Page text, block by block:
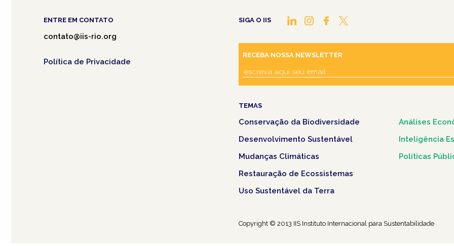
ENTRE EM CONTATO
contato@iis-rio.org
Política de Privacidade
SIGA O IIS
RECEBA NOSSA NEWSLETTER
TEMAS
Conservação da Biodiversidade
Desenvolvimento Sustentável
Mudanças Climáticas
Restauração de Ecossistemas
Uso Sustentável da Terra
Análises
Inteligência
Políticas
Copyright © 2013 IIS Instituto Internacional para Sustentabilidade